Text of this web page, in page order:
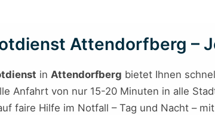
Attendorfberg –
in Attendorfberg bietet Ihnen
Anfahrt von nur 15-20 Minuten in alle
faire Hilfe im Notfall – Tag und Nacht –